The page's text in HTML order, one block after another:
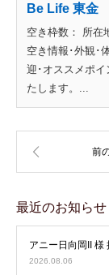
Be Life 東金
空き枠数： 所在
空き情報･外観･
迎･オススメポ
たします。...
最近のお知らせ
アニー日向岡II 様
2026.08.06